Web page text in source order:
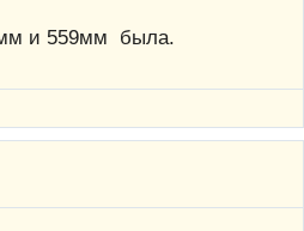
и 559мм была.